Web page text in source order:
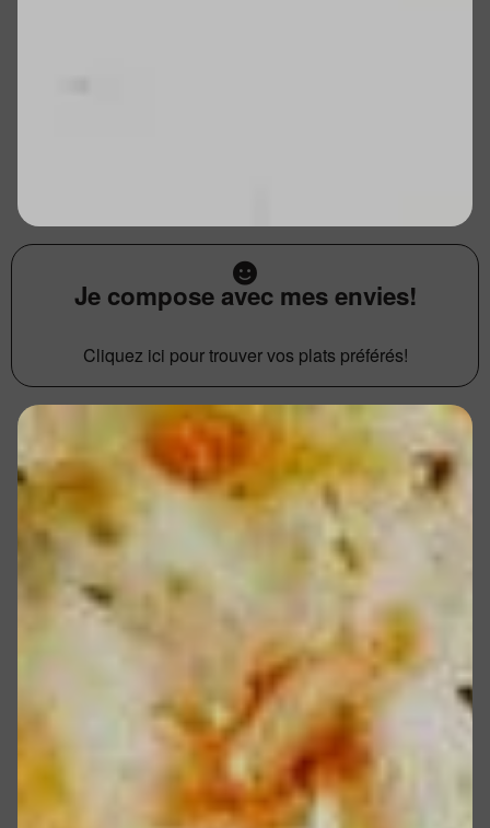
Je compose avec mes envies!
Cliquez ici pour trouver vos plats préférés!